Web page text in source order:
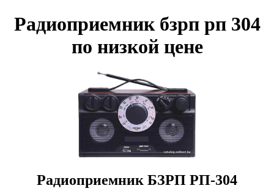
Радиоприемник бзрп рп 304
по низкой цене
Радиоприемник БЗРП РП-304